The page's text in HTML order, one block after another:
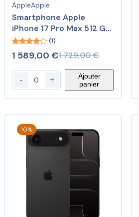
AppleApple
Smartphone Apple
iPhone 17 Pro Max 512 Go
Argent
out of 5
(1)
1 729,00€
1 589,00€
- +
Ajouter
panier
10%